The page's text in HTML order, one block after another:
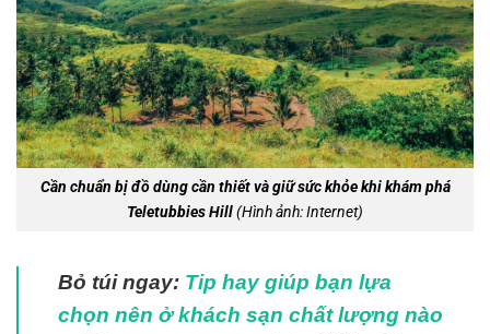
Cần chuẩn bị đồ dùng cần thiết và giữ sức khỏe khi khám phá
Teletubbies Hill(Hình ảnh: Internet)
Bỏ túi ngay: Tip hay giúp bạn lựa
chọn nên ở khách sạn chất lượng nào